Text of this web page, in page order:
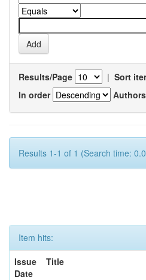
Results/Page | Sort
In order
Results 1-1 of 1 (Search time:
Item hits:
Issue
Date
Title